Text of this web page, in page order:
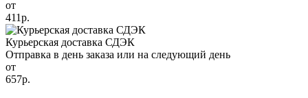
от
411р.
Курьерская доставка СДЭК
Отправка в день заказа или на следующий день
от
657р.